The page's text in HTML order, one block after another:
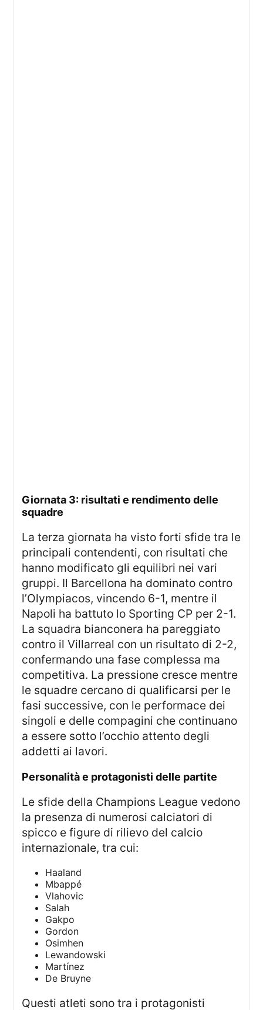
giornata 3: risultati e rendimento delle
squadre
La terza giornata ha visto forti sfide tra le
principali contendenti, con risultati che
hanno modificato gli equilibri nei vari
gruppi. Il Barcellona ha dominato contro
l’Olympiacos, vincendo 6-1, mentre il
Napoli ha battuto lo Sporting CP per 2-1.
La squadra bianconera ha pareggiato
contro il Villarreal con un risultato di 2-2,
confermando una fase complessa ma
competitiva. La pressione cresce mentre
le squadre cercano di qualificarsi per le
fasi successive, con le performace dei
singoli e delle compagini che continuano
a essere sotto l’occhio attento degli
addetti ai lavori.
personalità e protagonisti delle partite
Le sfide della Champions League vedono
la presenza di numerosi calciatori di
spicco e figure di rilievo del calcio
internazionale, tra cui:
Haaland
Mbappé
Vlahovic
Salah
Gakpo
Gordon
Osimhen
Lewandowski
Martínez
De Bruyne
Questi atleti sono tra i protagonisti